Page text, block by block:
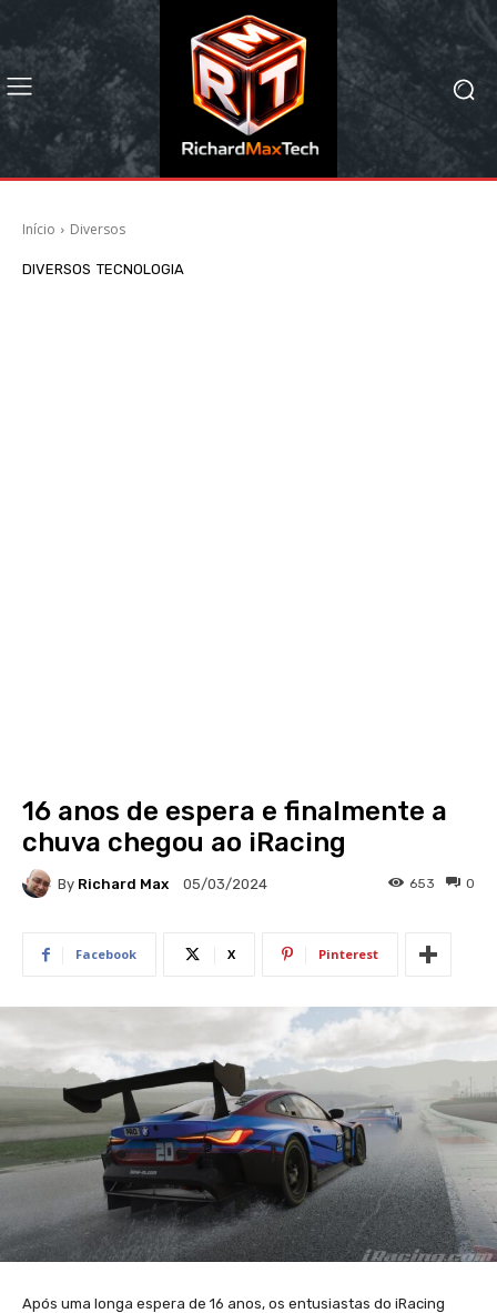
Início Diversos
DIVERSOS TECNOLOGIA
16 anos de espera e finalmente a
chuva chegou ao iRacing
By Richard Max 05/03/2024 0
653
Facebook X Pinterest
Após uma longa espera de 16 anos, os entusiastas do iRacing